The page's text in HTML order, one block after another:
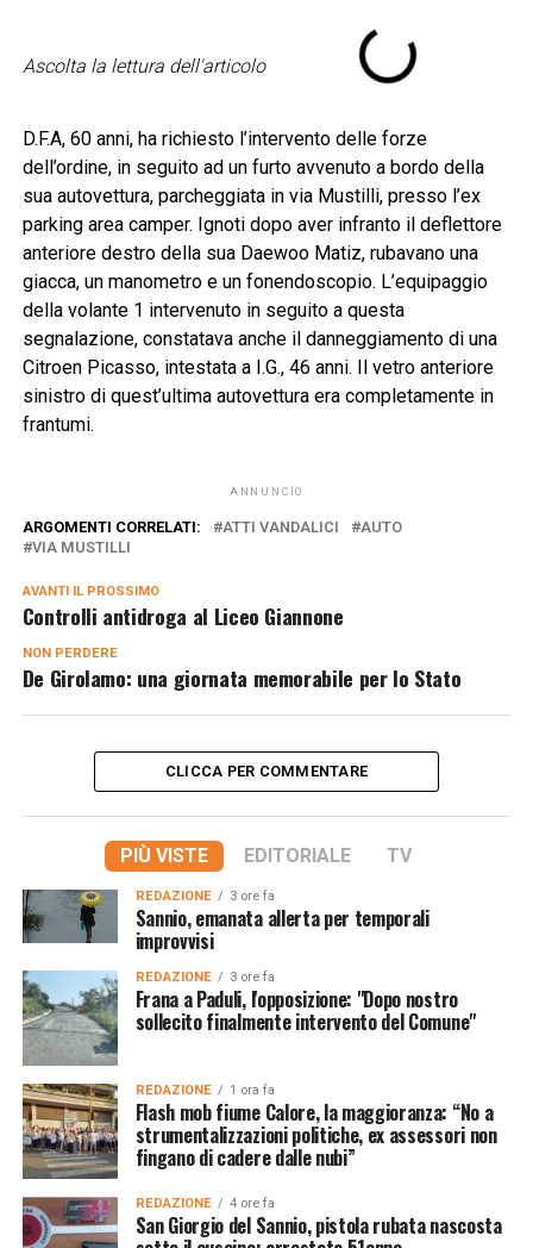
Ascolta la lettura dell'articolo
D.F.A, 60 anni, ha richiesto l’intervento delle forze
dell’ordine, in seguito ad un furto avvenuto a bordo della
sua autovettura, parcheggiata in via Mustilli, presso l’ex
parking area camper. Ignoti dopo aver infranto il deflettore
anteriore destro della sua Daewoo Matiz, rubavano una
giacca, un manometro e un fonendoscopio. L’equipaggio
della volante 1 intervenuto in seguito a questa
segnalazione, constatava anche il danneggiamento di una
Citroen Picasso, intestata a I.G., 46 anni. Il vetro anteriore
sinistro di quest’ultima autovettura era completamente in
frantumi.
ANNUNCIO
ARGOMENTI CORRELATI: ATTI VANDALICI
AUTO
VIA MUSTILLI
AVANTI IL ​​PROSSIMO
Controlli antidroga al Liceo Giannone
NON PERDERE
De Girolamo: una giornata memorabile per lo Stato
CLICCA PER COMMENTARE
PIÙ VISTE EDITORIALE TV
REDAZIONE 3 ore fa
Sannio, emanata allerta per temporali
improvvisi
REDAZIONE 3 ore fa
Frana a Paduli, l'opposizione: "Dopo nostro
sollecito finalmente intervento del Comune"
REDAZIONE 1 ora fa
Flash mob fiume Calore, la maggioranza: “No a
strumentalizzazioni politiche, ex assessori non
fingano di cadere dalle nubi”
REDAZIONE 4 ore fa
San Giorgio del Sannio, pistola rubata nascosta